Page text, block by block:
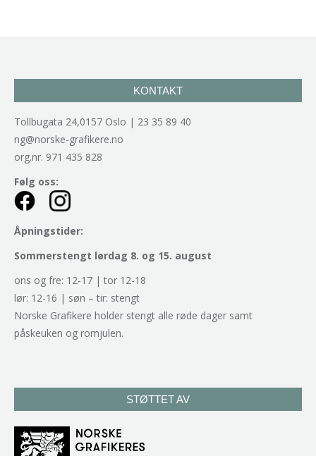
KONTAKT
Tollbugata 24,0157 Oslo | 23 35 89 40
ng@norske-grafikere.no
org.nr. 971 435 828
Følg oss:
Åpningstider:
Sommerstengt lørdag 8. og 15. august
ons og fre: 12-17 | tor 12-18
lør: 12-16 | søn – tir: stengt
Norske Grafikere holder stengt alle røde dager samt
påskeuken og romjulen.
STØTTET AV